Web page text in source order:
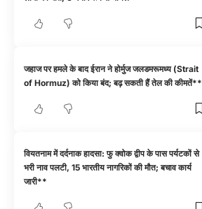
जहाज पर हमले के बाद ईरान ने होर्मुज जलडमरूमध्य (Strait
of Hormuz) को किया बंद; बढ़ सकती हैं तेल की कीमतें**
वियतनाम में दर्दनाक हादसा: फु क्वोक द्वीप के पास पर्यटकों से
भरी नाव पलटी, 15 भारतीय नागरिकों की मौत; बचाव कार्य
जारी**